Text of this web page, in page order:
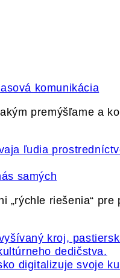
komunikácia
premýšľame a
samých
„rýchle riešenia“
digitalizuje svoje